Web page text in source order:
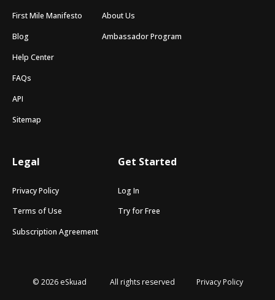
First Mile Manifesto
Blog
Help Center
FAQs
API
Sitemap
About Us
Ambassador Program
Legal
Privacy Policy
Terms of Use
Subscription Agreement
Get Started
Log In
Try for Free
© 2026 eSkuad All rights reserved Privacy Policy